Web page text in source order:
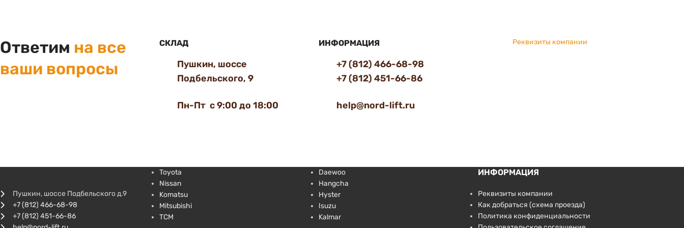
Ответим на все
ваши вопросы
СКЛАД
Пушкин, шоссе
Подбельского, 9
Пн-Пт с 9:00 до 18:00
ИНФОРМАЦИЯ
+7 (812) 466-68-98
+7 (812) 451-66-86
help@nord-lift.ru
Реквизиты компании
Пушкин, шоссе Подбельского д.9
+7 (812) 466-68-98
+7 (812) 451-66-86
Toyota
Nissan
Komatsu
Mitsubishi
TCM
Daewoo
Hangcha
Hyster
Isuzu
Kalmar
ИНФОРМАЦИЯ
Реквизиты компании
Как добраться (схема проезда)
Политика конфиденциальности